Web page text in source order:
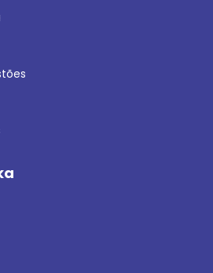
pedido no cume de uma
em sua homenagem. A revista
com Mão Amarela é uma